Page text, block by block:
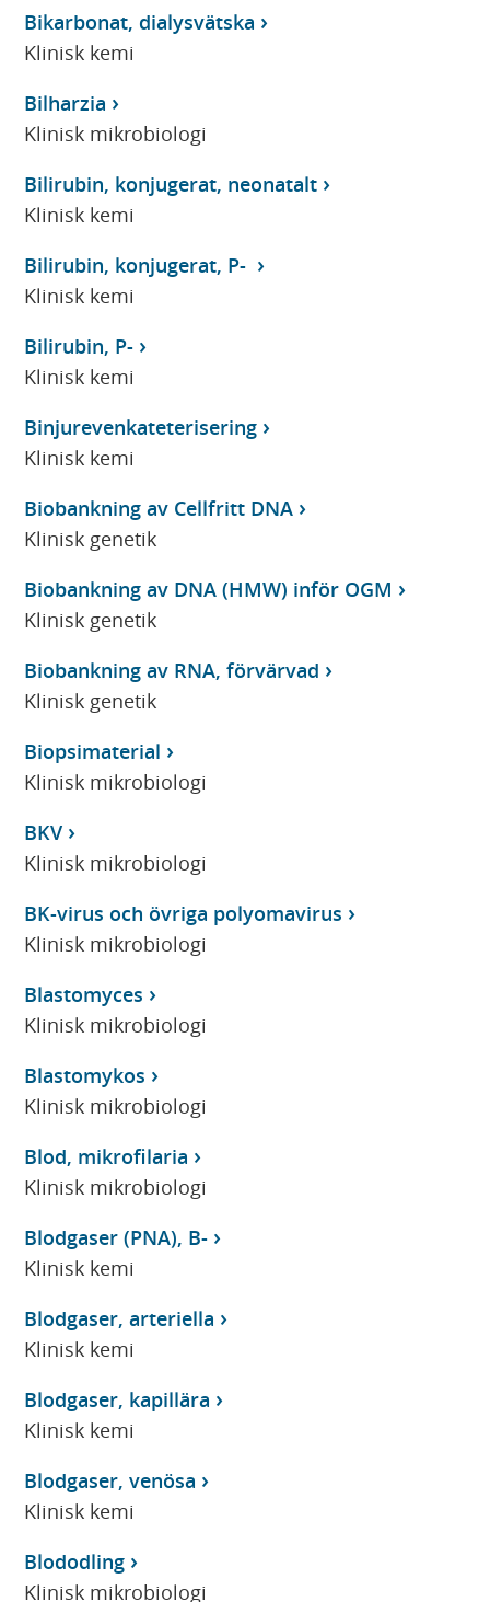
Bikarbonat, dialysvätska
Klinisk kemi
Bilharzia
Klinisk mikrobiologi
Bilirubin, konjugerat, neonatalt
Klinisk kemi
Bilirubin, konjugerat, P-
Klinisk kemi
Bilirubin, P-
Klinisk kemi
Binjurevenkateterisering
Klinisk kemi
Biobankning av Cellfritt DNA
Klinisk genetik
Biobankning av DNA (HMW) inför OGM
Klinisk genetik
Biobankning av RNA, förvärvad
Klinisk genetik
Biopsimaterial
Klinisk mikrobiologi
BKV
Klinisk mikrobiologi
BK-virus och övriga polyomavirus
Klinisk mikrobiologi
Blastomyces
Klinisk mikrobiologi
Blastomykos
Klinisk mikrobiologi
Blod, mikrofilaria
Klinisk mikrobiologi
Blodgaser (PNA), B-
Klinisk kemi
Blodgaser, arteriella
Klinisk kemi
Blodgaser, kapillära
Klinisk kemi
Blodgaser, venösa
Klinisk kemi
Blododling
Klinisk mikrobiologi